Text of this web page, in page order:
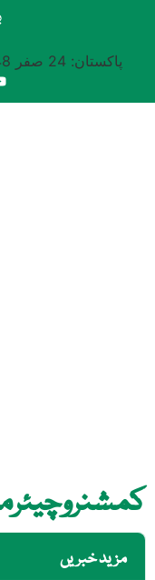
پاکستان: 24 صفر 1448
مزید خبریں